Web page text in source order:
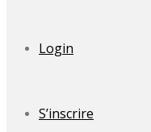
Login
S’inscrire